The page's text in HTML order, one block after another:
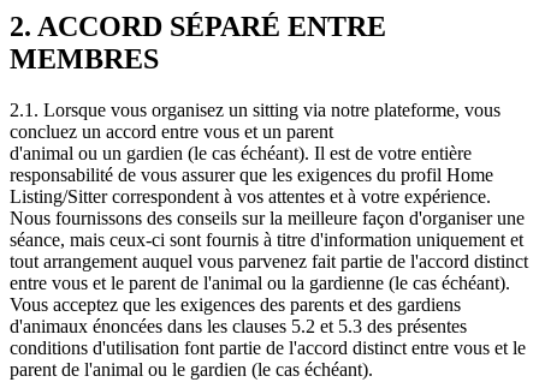
2. ACCORD SÉPARÉ ENTRE
MEMBRES
2.1. Lorsque vous organisez un sitting via notre plateforme, vous
concluez un accord entre vous et un parent
d'animal ou un gardien (le cas échéant). Il est de votre entière
responsabilité de vous assurer que les exigences du profil Home
Listing/Sitter correspondent à vos attentes et à votre expérience.
Nous fournissons des conseils sur la meilleure façon d'organiser une
séance, mais ceux-ci sont fournis à titre d'information uniquement et
tout arrangement auquel vous parvenez fait partie de l'accord distinct
entre vous et le parent de l'animal ou la gardienne (le cas échéant).
Vous acceptez que les exigences des parents et des gardiens
d'animaux énoncées dans les clauses 5.2 et 5.3 des présentes
conditions d'utilisation font partie de l'accord distinct entre vous et le
parent de l'animal ou le gardien (le cas échéant).